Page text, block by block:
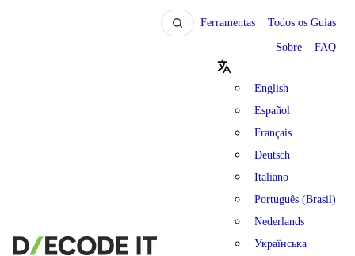
Ferramentas Todos os Guias
Sobre FAQ
English
Español
Français
Deutsch
Italiano
Português (Brasil)
Nederlands
Українська